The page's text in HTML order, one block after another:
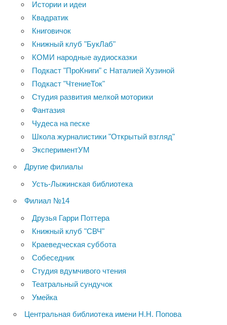
Истории и идеи
Квадратик
Книговичок
Книжный клуб "БукЛаб"
КОМИ народные аудиосказки
Подкаст "ПроКниги" с Наталией Хузиной
Подкаст "ЧтениеТок"
Студия развития мелкой моторики
Фантазия
Чудеса на песке
Школа журналистики "Открытый взгляд"
ЭкспериментУМ
Другие филиалы
Усть-Лыжинская библиотека
Филиал №14
Друзья Гарри Поттера
Книжный клуб "СВЧ"
Краеведческая суббота
Собеседник
Студия вдумчивого чтения
Театральный сундучок
Умейка
Центральная библиотека имени Н.Н. Попова